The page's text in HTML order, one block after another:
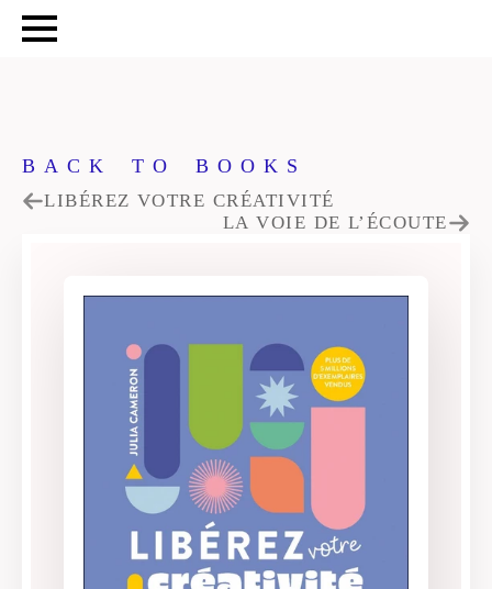
BACK TO BOOKS
LIBÉREZ VOTRE CRÉATIVITÉ
LA VOIE DE L’ÉCOUTE